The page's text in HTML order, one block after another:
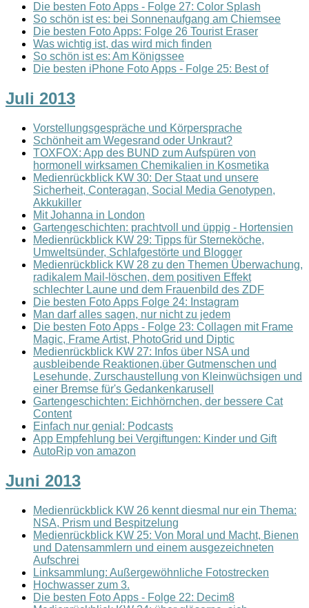
Die besten Foto Apps - Folge 27: Color Splash
So schön ist es: bei Sonnenaufgang am Chiemsee
Die besten Foto Apps: Folge 26 Tourist Eraser
Was wichtig ist, das wird mich finden
So schön ist es: Am Königssee
Die besten iPhone Foto Apps - Folge 25: Best of
Juli 2013
Vorstellungsgespräche und Körpersprache
Schönheit am Wegesrand oder Unkraut?
TOXFOX: App des BUND zum Aufspüren von
hormonell wirksamen Chemikalien in Kosmetika
Medienrückblick KW 30: Der Staat und unsere
Sicherheit, Conteragan, Social Media Genotypen,
Akkukiller
Mit Johanna in London
Gartengeschichten: prachtvoll und üppig - Hortensien
Medienrückblick KW 29: Tipps für Sterneköche,
Umweltsünder, Schlafgestörte und Blogger
Medienrückblick KW 28 zu den Themen Überwachung,
radikalem Mail-löschen, dem positiven Effekt
schlechter Laune und dem Frauenbild des ZDF
Die besten Foto Apps Folge 24: Instagram
Man darf alles sagen, nur nicht zu jedem
Die besten Foto Apps - Folge 23: Collagen mit Frame
Magic, Frame Artist, PhotoGrid und Diptic
Medienrückblick KW 27: Infos über NSA und
ausbleibende Reaktionen,über Gutmenschen und
Lesehunde, Zurschaustellung von Kleinwüchsigen und
einer Bremse für's Gedankenkarusell
Gartengeschichten: Eichhörnchen, der bessere Cat
Content
Einfach nur genial: Podcasts
App Empfehlung bei Vergiftungen: Kinder und Gift
AutoRip von amazon
Juni 2013
Medienrückblick KW 26 kennt diesmal nur ein Thema:
NSA, Prism und Bespitzelung
Medienrückblick KW 25: Von Moral und Macht, Bienen
und Datensammlern und einem ausgezeichneten
Aufschrei
Linksammlung: Außergewöhnliche Fotostrecken
Hochwasser zum 3.
Die besten Foto Apps - Folge 22: Decim8